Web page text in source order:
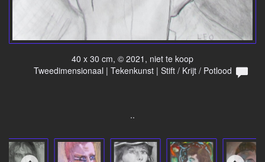
40 x 30 cm, © 2021, niet te koop
Tweedimensionaal | Tekenkunst | Stift / Krijt / Potlood
..